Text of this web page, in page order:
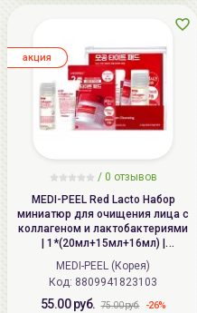
/ 0 отзывов
MEDI-PEEL Red Lacto Набор
миниатюр для очищения лица с
коллагеном и лактобактериями
| 1*(20мл+15мл+16мл) |
MEDIPEEL Red Lacto Collagen
Cleansing Trial Kit
MEDI-PEEL (Корея)
Код: 8809941823103
55.00 руб. 75.00 руб. -26%
aкция